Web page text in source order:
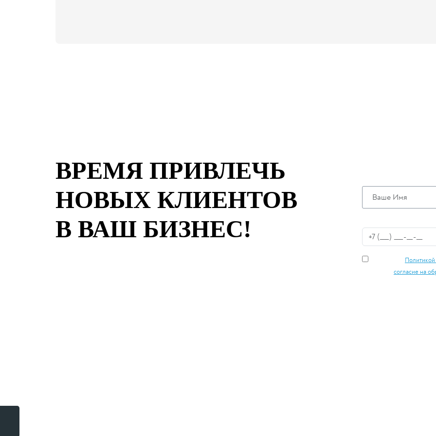
ВРЕМЯ ПРИВЛЕЧЬ
НОВЫХ КЛИЕНТОВ
В ВАШ БИЗНЕС!
согласие на